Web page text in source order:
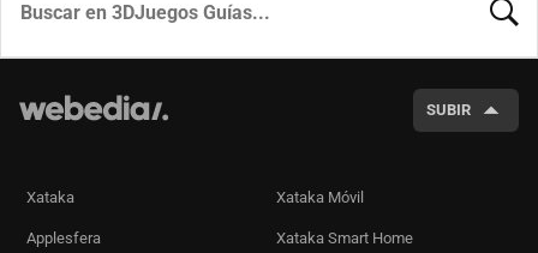
SUBIR
Xataka Xataka Móvil
Applesfera Xataka Smart Home